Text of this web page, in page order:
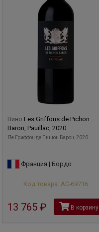
Вино Les Griffons de Pichon
Baron, Pauillac, 2020
Ле Гриффон де Пишон Барон, 2020
Франция | Бордо
Код товара: АС-69716
13 765 рубВ корзину